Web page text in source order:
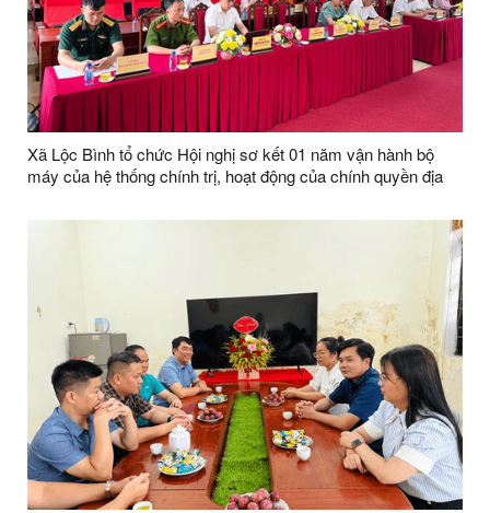
Xã Lộc Bình tổ chức Hội nghị sơ kết 01 năm vận hành bộ
máy của hệ thống chính trị, hoạt động của chính quyền địa
bộ thôn, kiện toàn tổ chức các thôn sau sáp nhập trên địa